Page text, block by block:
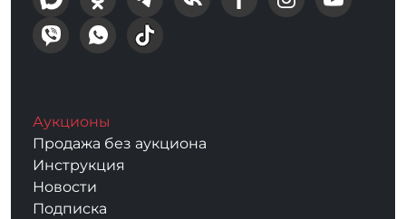
Аукционы
Продажа без аукциона
Инструкция
Новости
Подписка